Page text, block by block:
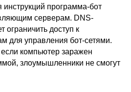
инструкций программа-бот
серверам. DNS-
ограничить доступ к
для управления бот-сетями.
компьютер заражен
злоумышленники не смогут